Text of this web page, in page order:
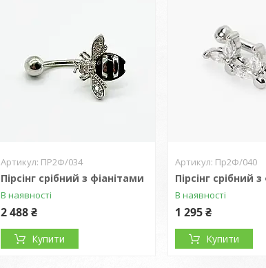
ПР2Ф/034
Пірсінг срібний з фіанітами
В наявності
2 488 ₴
Купити
Пр2Ф/040
Пірсінг срібний
В наявності
1 295 ₴
Купити